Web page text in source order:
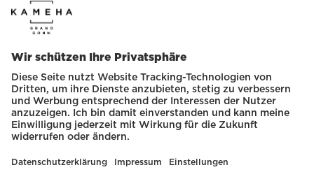
SPEZIFIKATION